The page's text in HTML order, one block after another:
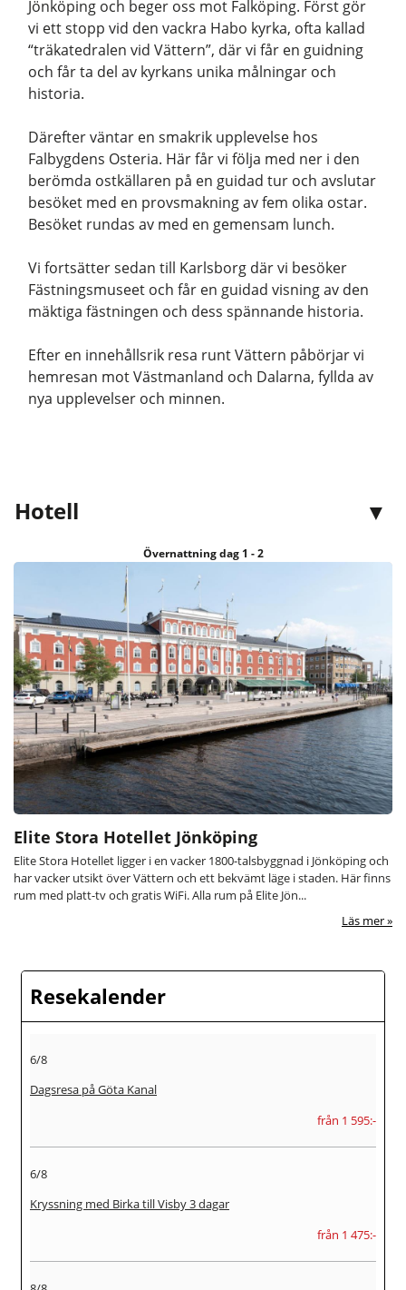
Jönköping och beger oss mot Falköping. Först gör
vi ett stopp vid den vackra Habo kyrka, ofta kallad
“träkatedralen vid Vättern”, där vi får en guidning
och får ta del av kyrkans unika målningar och
historia.
Därefter väntar en smakrik upplevelse hos
Falbygdens Osteria. Här får vi följa med ner i den
berömda ostkällaren på en guidad tur och avslutar
besöket med en provsmakning av fem olika ostar.
Besöket rundas av med en gemensam lunch.
Vi fortsätter sedan till Karlsborg där vi besöker
Fästningsmuseet och får en guidad visning av den
mäktiga fästningen och dess spännande historia.
Efter en innehållsrik resa runt Vättern påbörjar vi
hemresan mot Västmanland och Dalarna, fyllda av
nya upplevelser och minnen.
Hotell
Övernattning dag 1 - 2
Elite Stora Hotellet Jönköping
Elite Stora Hotellet ligger i en vacker 1800-talsbyggnad i Jönköping och
har vacker utsikt över Vättern och ett bekvämt läge i staden. Här finns
rum med platt-tv och gratis WiFi. Alla rum på Elite Jön...
Läs mer
Resekalender
6/8
Dagsresa på Göta Kanal
från 1 595:-
6/8
Kryssning med Birka till Visby 3 dagar
från 1 475:-